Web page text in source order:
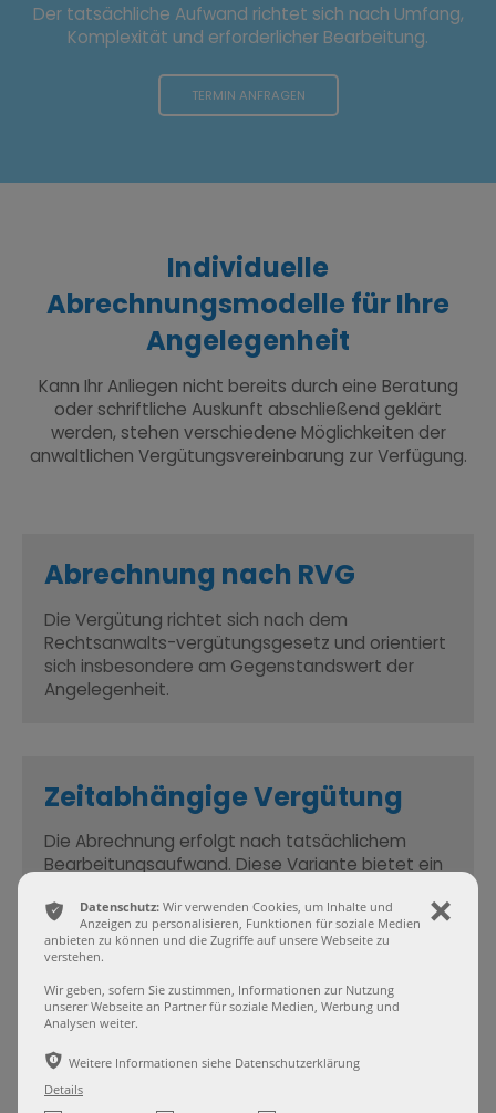
Der tatsächliche Aufwand richtet sich nach Umfang,
Komplexität und erforderlicher Bearbeitung.
TERMIN ANFRAGEN
Individuelle
Abrechnungsmodelle für Ihre
Angelegenheit
Kann Ihr Anliegen nicht bereits durch eine Beratung
oder schriftliche Auskunft abschließend geklärt
werden, stehen verschiedene Möglichkeiten der
anwaltlichen Vergütungsvereinbarung zur Verfügung.
Abrechnung nach RVG
Die Vergütung richtet sich nach dem
Rechtsanwalts-vergütungsgesetz und orientiert
sich insbesondere am Gegenstandswert der
Angelegenheit.
Zeitabhängige Vergütung
Die Abrechnung erfolgt nach tatsächlichem
Bearbeitungsaufwand. Diese Variante bietet ein
erhalten Sie eine nachvollziehbare Aufstellung
der erbrachten Leistungen.
Vereinbarungen zum
Festpreis
ı
ͳ Datenschutz: Wir verwenden Cookies, um Inhalte und
Anzeigen zu personalisieren, Funktionen für soziale Medien
anbieten zu können und die Zugriffe auf unsere Webseite zu
verstehen.
Wir geben, sofern Sie zustimmen, Informationen zur Nutzung
unserer Webseite an Partner für soziale Medien, Werbung und
Analysen weiter.
ѣ Weitere Informationen siehe Datenschutzerklärung
Details